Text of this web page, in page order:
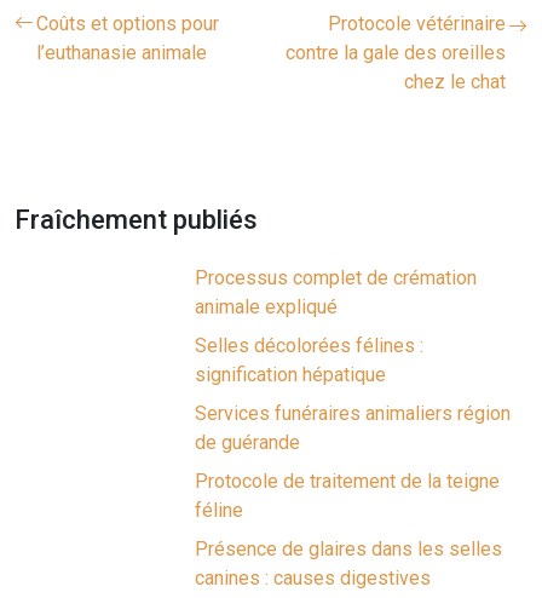
Coûts et options pour
l’euthanasie animale
Protocole vétérinaire
contre la gale des oreilles
chez le chat
Fraîchement publiés
Processus complet de crémation
animale expliqué
Selles décolorées félines :
signification hépatique
Services funéraires animaliers région
de guérande
Protocole de traitement de la teigne
féline
Présence de glaires dans les selles
canines : causes digestives